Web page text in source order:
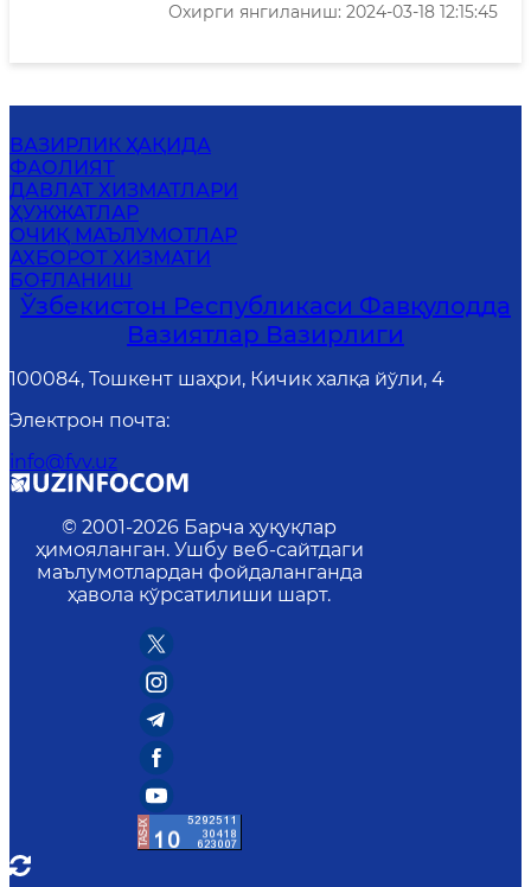
Охирги янгиланиш: 2024-03-18 12:15:45
ВАЗИРЛИК ҲАҚИДА
ФАОЛИЯТ
ДАВЛАТ ХИЗМАТЛАРИ
ҲУЖЖАТЛАР
ОЧИҚ МАЪЛУМОТЛАР
АХБОРОТ ХИЗМАТИ
БОҒЛАНИШ
Ўзбекистон Республикаси Фавқулодда
Вазиятлар Вазирлиги
100084, Тошкент шаҳри, Кичик халқа йўли, 4
Электрон почта:
info@fvv.uz
© 2001-2026 Барча ҳуқуқлар
ҳимояланган. Ушбу веб-сайтдаги
маълумотлардан фойдаланганда
ҳавола кўрсатилиши шарт.